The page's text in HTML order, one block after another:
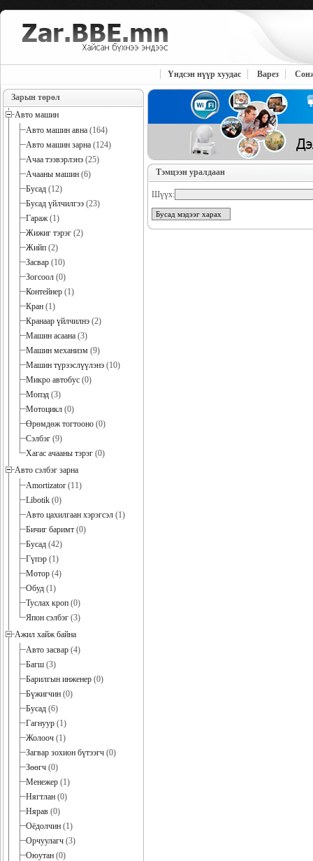
Үндсэн нүүр хуудас Варез
Зарын төрөл
Авто машин
Авто машин авна (164)
Авто машин зарна (124)
Ачаа тээвэрлэнэ (25)
Ачааны машин (6)
Бусад (12)
Бусад үйлчилгээ (23)
Гараж(1)
Жижиг тэрэг (2)
Жийп (2)
Засвар (10)
Зогсоол (0)
Контейнер (1)
Кран (1)
Кранаар үйлчилнэ (2)
Машин асаана (3)
Машин механизм (9)
Машин түрээслүүлэнэ (10)
Микро автобус (0)
Мопэд (3)
Мотоцикл (0)
Өрөмдөж тогтооно (0)
Сэлбэг (9)
Хагас ачааны тэрэг (0)
Авто сэлбэг зарна
Amortizator (11)
Libotik (0)
Авто цахилгаан хэрэгсэл (1)
Бичиг баримт (0)
Бусад (42)
Гүпэр (1)
Мотор (4)
Обуд (1)
Туслах кроп (0)
Япон сэлбэг (3)
Ажил хайж байна
Авто засвар (4)
Багш (3)
Барилгын инженер (0)
Бүжигчин (0)
Бусад (6)
Гагнуур (1)
Жолооч (1)
Загвар зохион бүтээгч (0)
Зөөгч (0)
Менежер (1)
Нягтлан (0)
Нярав (0)
Оёдолчин (1)
Орчуулагч (3)
Оюутан (0)
Тэмцээн уралдаан
Шүүх:
Бусад мэдээг харах